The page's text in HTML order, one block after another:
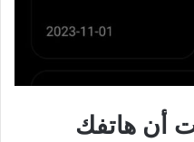
أن هاتفك